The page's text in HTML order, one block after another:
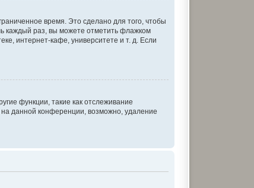
время. Это сделано для того, чтобы
каждый раз, вы можете отметить флажком
интернет-кафе, университете и т. д. Если
функции, такие как отслеживание
данной конференции, возможно, удаление